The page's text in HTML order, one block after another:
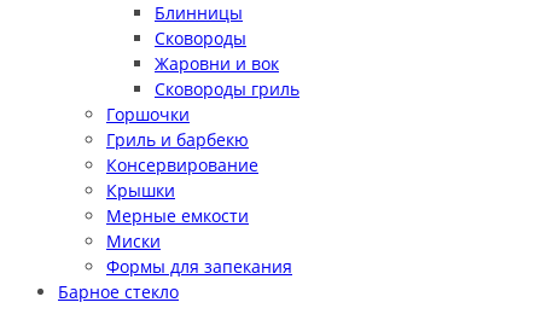
Блинницы
Сковороды
Жаровни и вок
Сковороды гриль
Горшочки
Гриль и барбекю
Консервирование
Крышки
Мерные емкости
Миски
Формы для запекания
Барное стекло